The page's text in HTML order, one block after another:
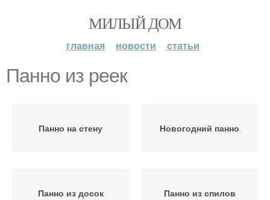
МИЛЫЙ ДОМ
главная новости статьи
Панно из реек
Панно на стену Новогодний панно
Панно из досок Панно из спилов